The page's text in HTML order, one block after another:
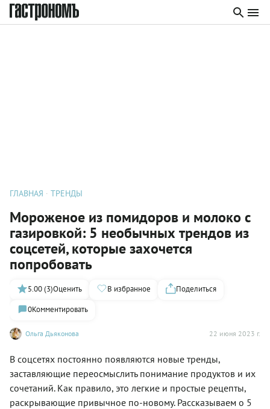
ГЛАВНАЯ ТРЕНДЫ
Мороженое из помидоров и молоко с
газировкой: 5 необычных трендов из
соцсетей, которые захочется
попробовать
Ольга Дьяконова 22 июня 2023 г.
5.00 (3)Оценить В избранное
Поделиться
0Комментировать
В соцсетях постоянно появляются новые тренды,
заставляющие переосмыслить понимание продуктов и их
сочетаний. Как правило, это легкие и простые рецепты,
раскрывающие привычное по-новому. Рассказываем о 5